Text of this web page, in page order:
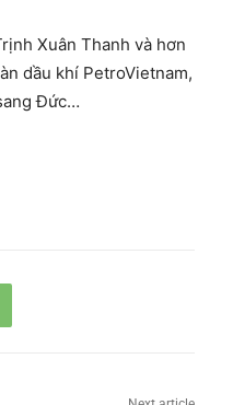
Xuân Thanh và hơn
dầu khí PetroVietnam,
Đức…